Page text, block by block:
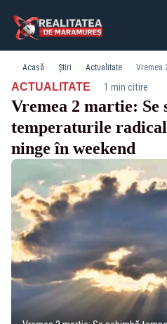
Acasă Știri Actualitate
ACTUALITATE· 1 min citire
Vremea 2 martie: Se
temperaturile
ninge în weekend